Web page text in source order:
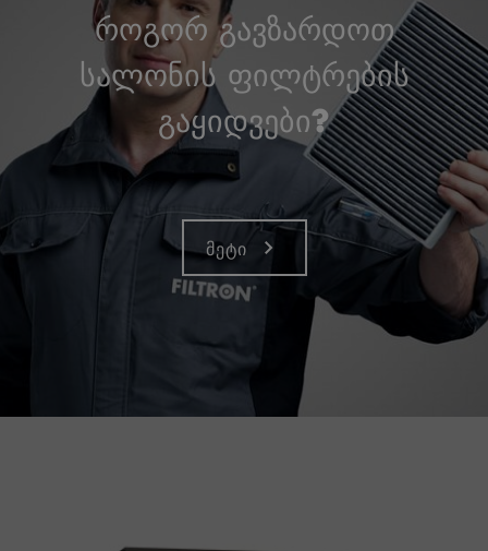
როგორ გავზარდოთ
სალონის ფილტრების
გაყიდვები?
მეტი